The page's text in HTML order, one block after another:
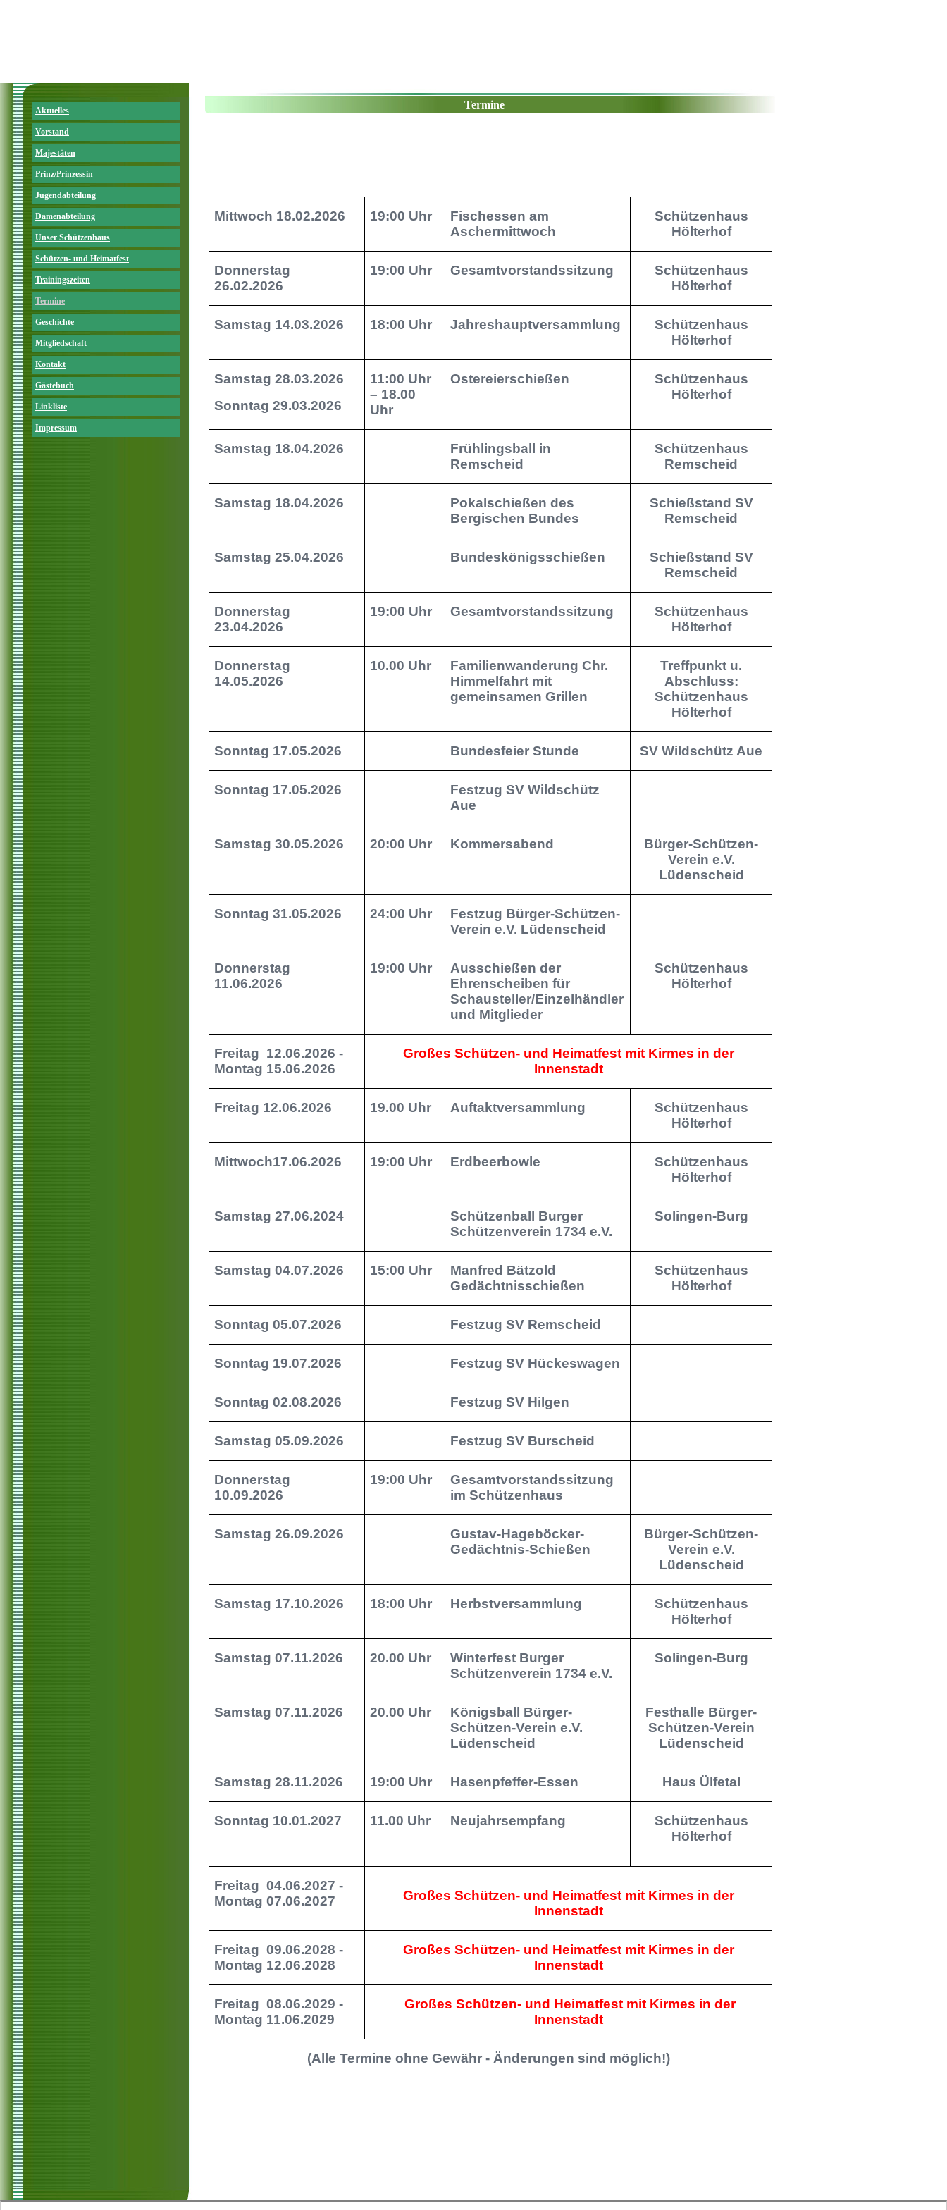
Aktuelles
Vorstand
Majestäten
Prinz/Prinzessin
Jugendabteilung
Damenabteilung
Unser Schützenhaus
Schützen- und Heimatfest
Trainingszeiten
Termine
Geschichte
Mitgliedschaft
Kontakt
Gästebuch
Linkliste
Impressum
Termine
Mittwoch 18.02.2026 19:00 Uhr
Fischessen am
Aschermittwoch
Schützenhaus
Hölterhof
Donnerstag
26.02.2026
19:00 Uhr Gesamtvorstandssitzung
Schützenhaus
Hölterhof
Samstag 14.03.2026 18:00 Uhr Jahreshauptversammlung
Schützenhaus
Hölterhof
Samstag 28.03.2026
Sonntag 29.03.2026
11:00 Uhr
– 18.00
Uhr
Ostereierschießen
Schützenhaus
Hölterhof
Samstag 18.04.2026
Frühlingsball in
Remscheid
Schützenhaus
Remscheid
Samstag 18.04.2026
Pokalschießen des
Bergischen Bundes
Schießstand SV
Remscheid
Samstag 25.04.2026 Bundeskönigsschießen
Schießstand SV
Remscheid
Donnerstag
23.04.2026
19:00 Uhr Gesamtvorstandssitzung
Schützenhaus
Hölterhof
Donnerstag
14.05.2026
10.00 Uhr
Familienwanderung Chr.
Himmelfahrt mit
gemeinsamen Grillen
Treffpunkt u.
Abschluss:
Schützenhaus
Hölterhof
Sonntag 17.05.2026 Bundesfeier Stunde SV Wildschütz Aue
Sonntag 17.05.2026
Festzug SV Wildschütz
Aue
Samstag 30.05.2026 20:00 Uhr Kommersabend
Bürger-Schützen-
Verein e.V.
Lüdenscheid
Sonntag 31.05.2026 24:00 Uhr
Festzug Bürger-Schützen-
Verein e.V. Lüdenscheid
Donnerstag
11.06.2026
19:00 Uhr
Ausschießen der
Ehrenscheiben für
Schausteller/Einzelhändler
und Mitglieder
Schützenhaus
Hölterhof
Freitag 12.06.2026 -
Montag 15.06.2026
Großes Schützen- und Heimatfest mit Kirmes in der
Innenstadt
Freitag 12.06.2026 19.00 Uhr Auftaktversammlung
Schützenhaus
Hölterhof
Mittwoch17.06.2026 19:00 Uhr Erdbeerbowle
Schützenhaus
Hölterhof
Samstag 27.06.2024
Schützenball Burger
Schützenverein 1734 e.V.
Solingen-Burg
Samstag 04.07.2026 15:00 Uhr
Manfred Bätzold
Gedächtnisschießen
Schützenhaus
Hölterhof
Sonntag 05.07.2026 Festzug SV Remscheid
Sonntag 19.07.2026 Festzug SV Hückeswagen
Sonntag 02.08.2026 Festzug SV Hilgen
Samstag 05.09.2026 Festzug SV Burscheid
Donnerstag
10.09.2026
19:00 Uhr
Gesamtvorstandssitzung
im Schützenhaus
Samstag 26.09.2026
Gustav-Hageböcker-
Gedächtnis-Schießen
Bürger-Schützen-
Verein e.V.
Lüdenscheid
Samstag 17.10.2026 18:00 Uhr Herbstversammlung
Schützenhaus
Hölterhof
Samstag 07.11.2026 20.00 Uhr
Winterfest Burger
Schützenverein 1734 e.V.
Solingen-Burg
Samstag 07.11.2026 20.00 Uhr
Königsball Bürger-
Schützen-Verein e.V.
Lüdenscheid
Festhalle Bürger-
Schützen-Verein
Lüdenscheid
Samstag 28.11.2026 19:00 Uhr Hasenpfeffer-Essen Haus Ülfetal
Sonntag 10.01.2027 11.00 Uhr Neujahrsempfang
Schützenhaus
Hölterhof
Freitag 04.06.2027 -
Montag 07.06.2027
Großes Schützen- und Heimatfest mit Kirmes in der
Innenstadt
Freitag 09.06.2028 -
Montag 12.06.2028
Großes Schützen- und Heimatfest mit Kirmes in der
Innenstadt
Freitag 08.06.2029 -
Montag 11.06.2029
Großes Schützen- und Heimatfest mit Kirmes in der
Innenstadt
(Alle Termine ohne Gewähr - Änderungen sind möglich!)